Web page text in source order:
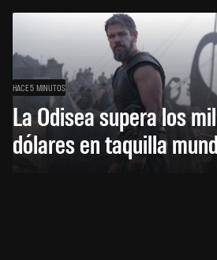
HACE 5 MINUTOS
La Odisea supera los
dólares en taquilla